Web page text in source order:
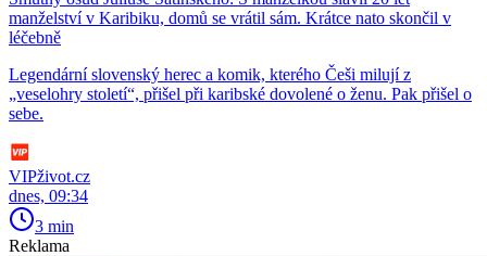
manželství v Karibiku, domů se vrátil sám. Krátce nato skončil v
léčebně
Legendární slovenský herec a komik, kterého Češi milují z
„veselohry století“, přišel při karibské dovolené o ženu. Pak přišel o
sebe.
VIPživot.cz
dnes, 09:34
3 min
Reklama